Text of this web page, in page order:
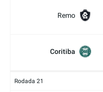
Remo
Coritiba
Rodada 21